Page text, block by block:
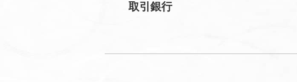
取引銀行